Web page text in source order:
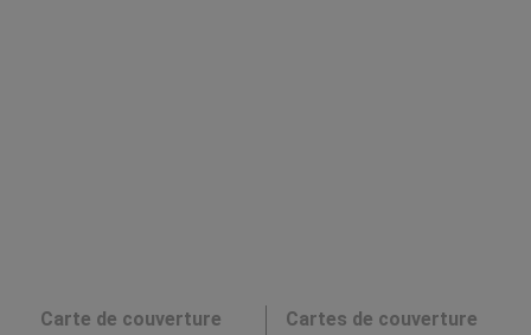
Carte de couverture
Cartes de couverture